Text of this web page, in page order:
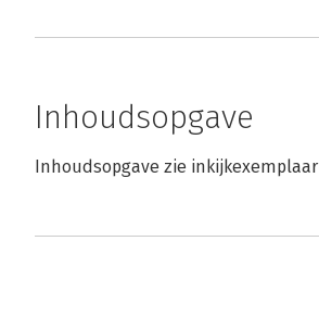
Inhoudsopgave
Inhoudsopgave zie inkijkexemplaar